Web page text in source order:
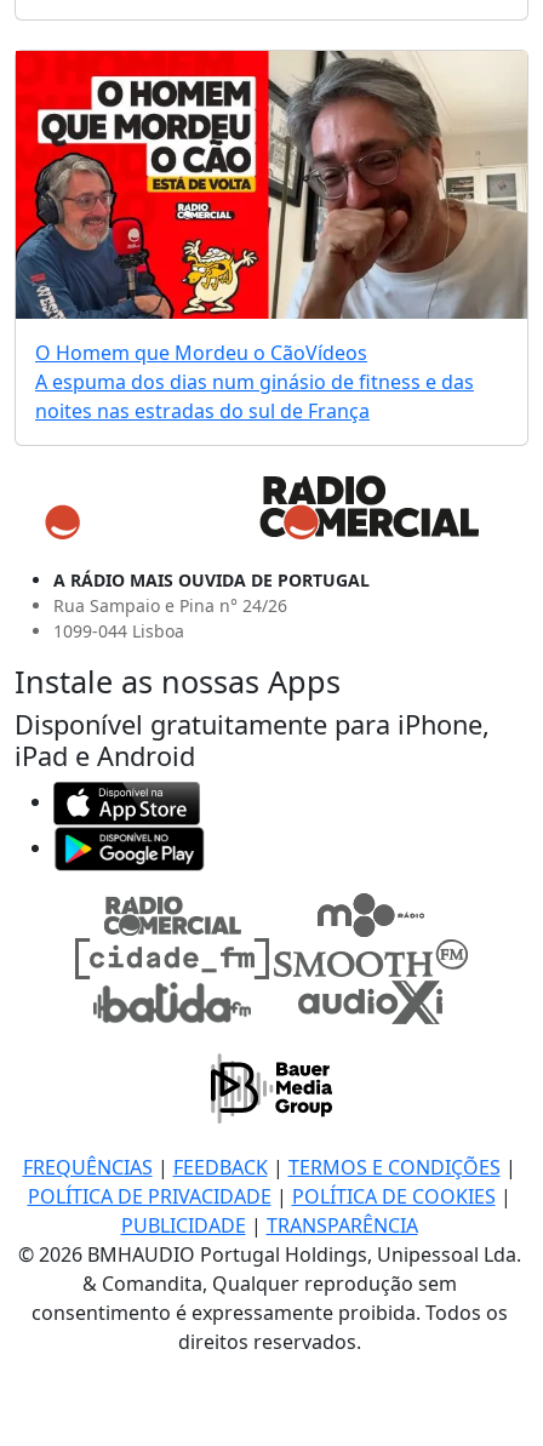
O Homem que Mordeu o CãoVídeos
A espuma dos dias num ginásio de fitness e das
noites nas estradas do sul de França
A RÁDIO MAIS OUVIDA DE PORTUGAL
Rua Sampaio e Pina n° 24/26
1099-044 Lisboa
Instale as nossas Apps
Disponível gratuitamente para iPhone,
iPad e Android
FREQUÊNCIAS | FEEDBACK| TERMOS E CONDIÇÕES |
POLÍTICA DE PRIVACIDADE | POLÍTICA DE COOKIES |
PUBLICIDADE | TRANSPARÊNCIA
© 2026 BMHAUDIO Portugal Holdings, Unipessoal Lda.
& Comandita, Qualquer reprodução sem
consentimento é expressamente proibida. Todos os
direitos reservados.